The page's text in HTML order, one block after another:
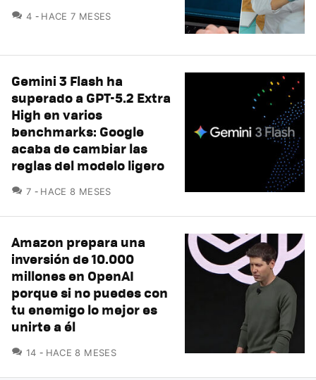
4 COMENTARIOS
HACE 7 MESES
Gemini 3 Flash ha
superado a GPT-5.2 Extra
High en varios
benchmarks: Google
acaba de cambiar las
reglas del modelo ligero
7 COMENTARIOS
HACE 8 MESES
Amazon prepara una
inversión de 10.000
millones en OpenAI
porque si no puedes con
tu enemigo lo mejor es
unirte a él
14 COMENTARIOS
HACE 8 MESES